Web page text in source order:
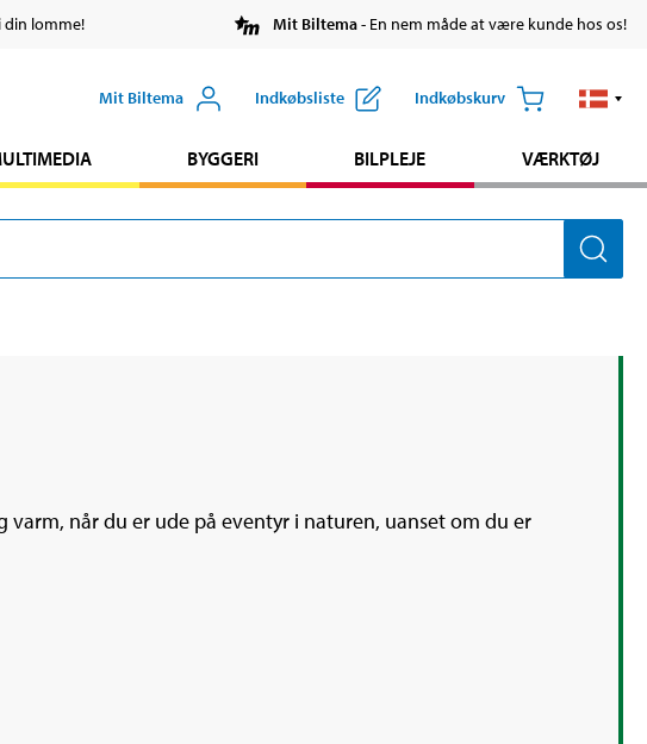
lomme! Mit Biltema- En nem måde at være kunde hos os!
Mit Biltema Indkøbsliste Indkøbskurv
BYGGERI BILPLEJE VÆRKTØJ
når du er ude på eventyr i naturen, uanset om du er